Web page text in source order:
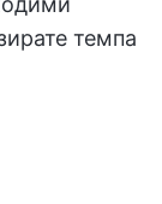
темпа